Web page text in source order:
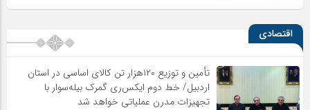
اقتصادی
تأمین و توزیع ۱۲۰هزار تن کالای اساسی در استان
اردبیل/ خط دوم ایکس‌ری گمرک بیله‌سوار با
تجهیزات مدرن عملیاتی خواهد شد